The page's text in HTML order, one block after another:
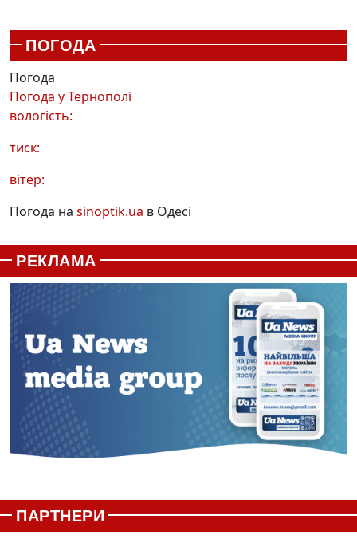
ПОГОДА
Погода
Погода уТернополі
вологість:
тиск:
вітер:
Погода на sinoptik.ua в Одесі
РЕКЛАМА
ПАРТНЕРИ